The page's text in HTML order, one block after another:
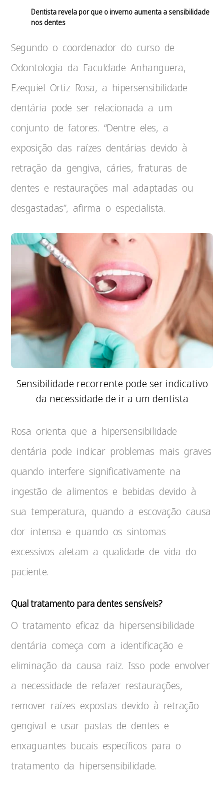
Dentista revela por que o inverno aumenta a sensibilidade
nos dentes
Segundo o coordenador do curso de
Odontologia da Faculdade Anhanguera,
Ezequiel Ortiz Rosa, a hipersensibilidade
dentária pode ser relacionada a um
conjunto de fatores. “Dentre eles, a
exposição das raízes dentárias devido à
retração da gengiva, cáries, fraturas de
dentes e restaurações mal adaptadas ou
desgastadas”, afirma o especialista.
Sensibilidade recorrente pode ser indicativo
da necessidade de ir a um dentista
Rosa orienta que a hipersensibilidade
dentária pode indicar problemas mais graves
quando interfere significativamente na
ingestão de alimentos e bebidas devido à
sua temperatura, quando a escovação causa
dor intensa e quando os sintomas
excessivos afetam a qualidade de vida do
paciente.
Qual tratamento para dentes sensíveis?
O tratamento eficaz da hipersensibilidade
dentária começa com a identificação e
eliminação da causa raiz. Isso pode envolver
a necessidade de refazer restaurações,
remover raízes expostas devido à retração
gengival e usar pastas de dentes e
enxaguantes bucais específicos para o
tratamento da hipersensibilidade.